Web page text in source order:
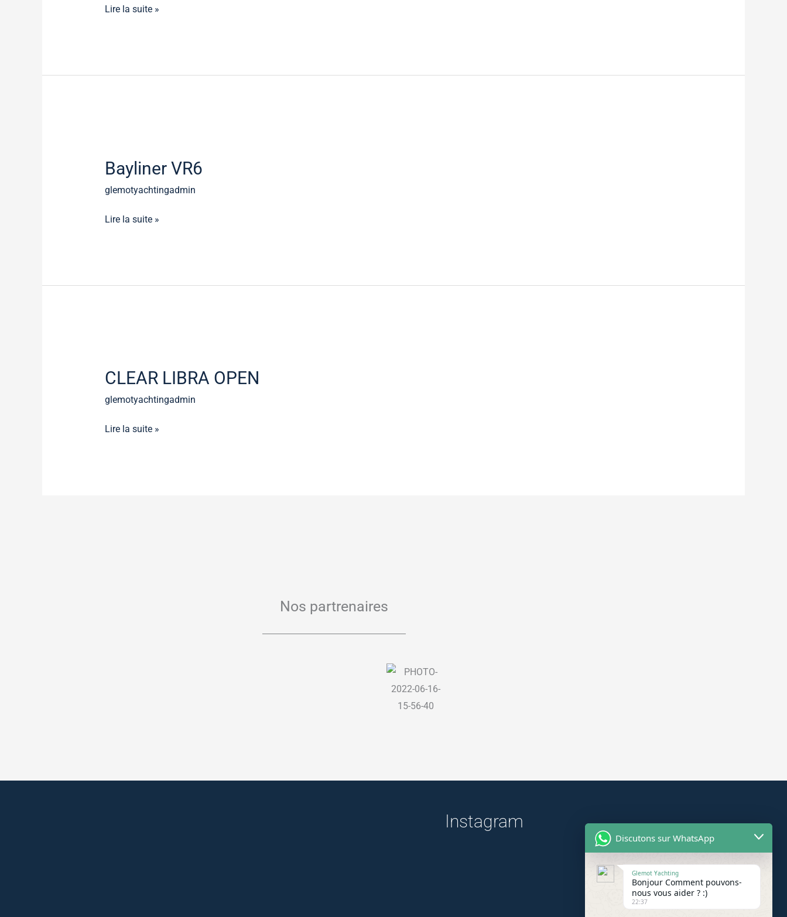
Lire la suite »
Bayliner VR6
glemotyachtingadmin
Lire la suite »
CLEAR LIBRA OPEN
glemotyachtingadmin
OPEN
Lire la suite »
Nos partrenaires
Instagram
Discutons sur WhatsApp
Glemot Yachting
Bonjour Comment pouvons-
nous vous aider ? :)
22:37